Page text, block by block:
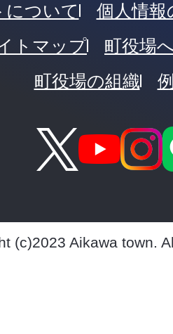
について
個人情
トマップ
町役場
町役場の組織
(c)2023 Aikawa town.